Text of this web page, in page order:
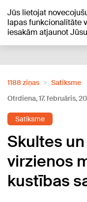
Jūs lietojat
lapas funkcionalitāte
iesakām atjaunot
+23°C
1188 ziņas
Satiksme
Otrdiena, 17. februāris,
Satiksme
Skultes
virzienos
kustības